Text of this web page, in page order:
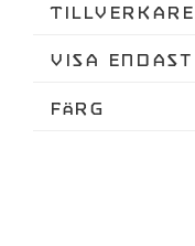
Tillverkare
Mugen Seiki
Visa endast
Färg